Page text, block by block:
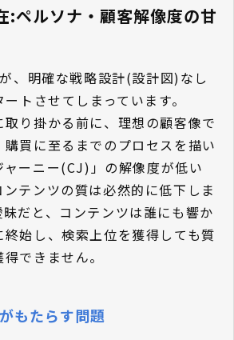
:ペルソナ・顧客解像度の甘
、明確な戦略設計(設計図)なし
トさせてしまっています。
り掛かる前に、理想の顧客像で
購買に至るまでのプロセスを描い
ャーニー(CJ)」の解像度が低い
テンツの質は必然的に低下しま
だと、コンテンツは誰にも響か
始し、検索上位を獲得しても質
できません。
もたらす問題